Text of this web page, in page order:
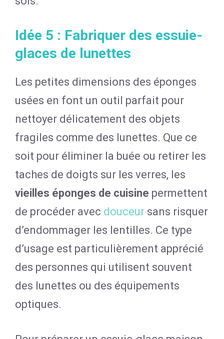
Idée 5 : Fabriquer des essuie-
glaces de lunettes
Les petites dimensions des éponges
usées en font un outil parfait pour
nettoyer délicatement des objets
fragiles comme des lunettes. Que ce
soit pour éliminer la buée ou retirer les
taches de doigts sur les verres, les
vieilles éponges de cuisine permettent
de procéder avec douceur sans risquer
d’endommager les lentilles. Ce type
d’usage est particulièrement apprécié
des personnes qui utilisent souvent
des lunettes ou des équipements
optiques.